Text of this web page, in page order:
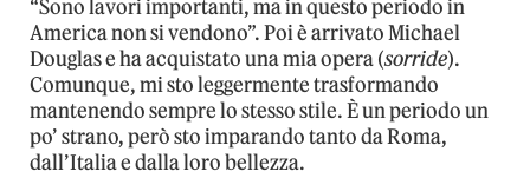
“Sono lavori importanti, ma in questo periodo in
America non si vendono”. Poi è arrivato Michael
Douglas e ha acquistato una mia opera (sorride).
Comunque, mi sto leggermente trasformando
mantenendo sempre lo stesso stile. È un periodo un
po’ strano, però sto imparando tanto da Roma,
dall’Italia e dalla loro bellezza.